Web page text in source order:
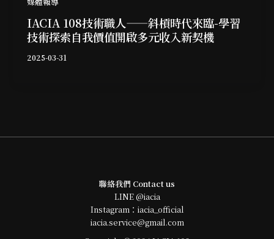
IACIA 108技術職人——斜槓時代來臨-學習
技術探索自我價值開啟多元收入新契機
2025-03-31
聯絡我們 Contact us
LINE@iacia
Instagram： iacia_official
iacia.service@gmail.com